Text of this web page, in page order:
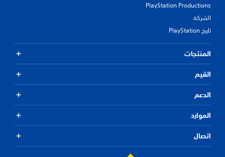
PlayStation Productions
الشركة
تاريخ PlayStation
المنتجات
القيم
الدعم
الموارد
اتصال